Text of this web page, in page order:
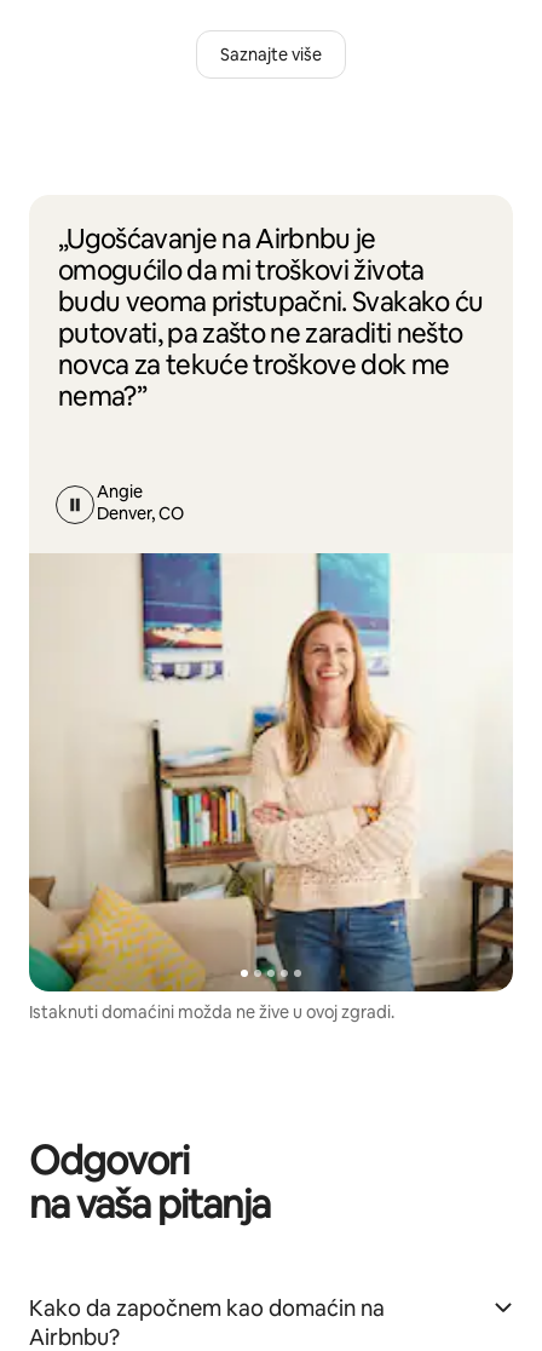
Saznajte više
„Ugošćavanje na Airbnbu je
omogućilo da mi troškovi života
budu veoma pristupačni. Svakako ću
putovati, pa zašto ne zaraditi nešto
novca za tekuće troškove dok me
nema?”
Angie
Denver, CO
Istaknuti domaćini možda ne žive u ovoj zgradi.
Odgovori
na vaša pitanja
Kako da započnem kao domaćin na
Airbnbu?